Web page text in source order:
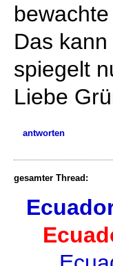
Das
spiegelt
Liebe
antworten
gesamter Thread: